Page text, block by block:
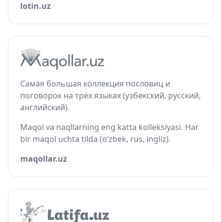
lotin.uz
Самая большая коллекция пословиц и
поговорок на трёх языках (узбекский, русский,
английский).
Maqol va naqllarning eng katta kolleksiyasi. Har
bir maqol uchta tilda (o‘zbek, rus, ingliz).
maqollar.uz